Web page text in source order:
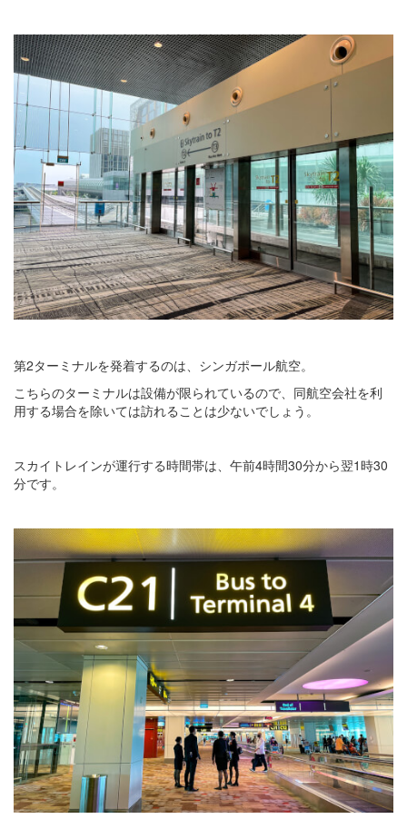
第2ターミナルを発着するのは、シンガポール航空。
こちらのターミナルは設備が限られているので、同航空会社を利
用する場合を除いては訪れることは少ないでしょう。
スカイトレインが運行する時間帯は、午前4時間30分から翌1時30
分です。